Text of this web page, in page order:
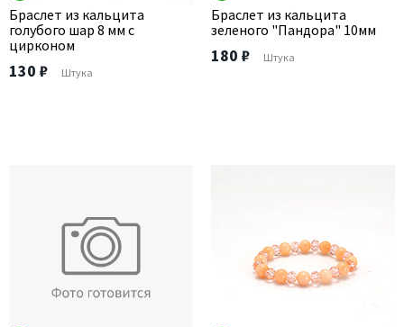
Браслет из кальцита
голубого шар 8 мм с
цирконом
130 ₽ Штука
Браслет из кальцита
зеленого "Пандора" 10мм
180 ₽ Штука